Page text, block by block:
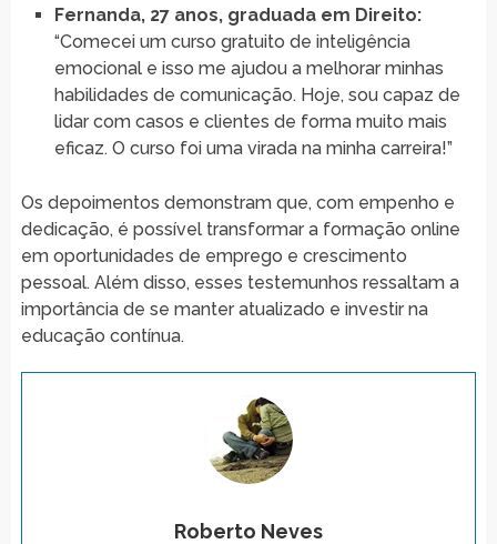
Fernanda, 27 anos, graduada em Direito:
“Comecei um curso gratuito de inteligência
emocional e isso me ajudou a melhorar minhas
habilidades de comunicação. Hoje, sou capaz de
lidar com casos e clientes de forma muito mais
eficaz. O curso foi uma virada na minha carreira!”
Os depoimentos demonstram que, com empenho e
dedicação, é possível transformar a formação online
em oportunidades de emprego e crescimento
pessoal. Além disso, esses testemunhos ressaltam a
importância de se manter atualizado e investir na
educação contínua.
Roberto Neves